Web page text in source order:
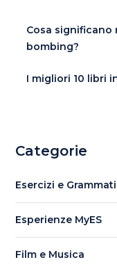
Cosa significano
bombing?
I migliori 10 libri
Categorie
Esercizi e
Esperienze MyES
Film e Musica